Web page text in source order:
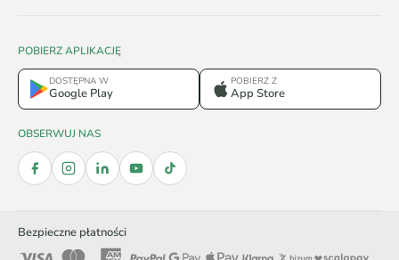
POBIERZ APLIKACJĘ
DOSTĘPNA W
Google Play
POBIERZ Z
App Store
OBSERWUJ NAS
Bezpieczne płatności